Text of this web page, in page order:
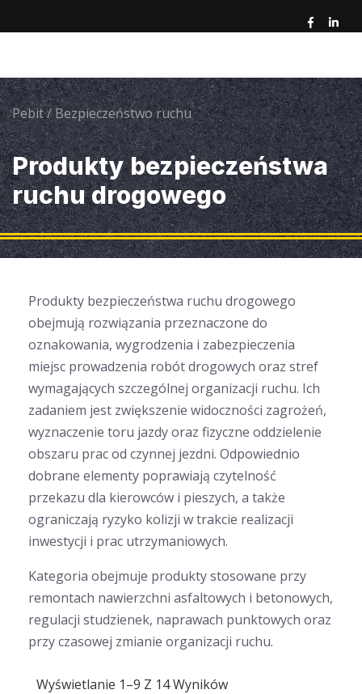
Pebit/Bezpieczeństwo ruchu
Produkty bezpieczeństwa
ruchu drogowego
Produkty bezpieczeństwa ruchu drogowego
obejmują rozwiązania przeznaczone do
oznakowania, wygrodzenia i zabezpieczenia
miejsc prowadzenia robót drogowych oraz stref
wymagających szczególnej organizacji ruchu. Ich
zadaniem jest zwiększenie widoczności zagrożeń,
wyznaczenie toru jazdy oraz fizyczne oddzielenie
obszaru prac od czynnej jezdni. Odpowiednio
dobrane elementy poprawiają czytelność
przekazu dla kierowców i pieszych, a także
ograniczają ryzyko kolizji w trakcie realizacji
inwestycji i prac utrzymaniowych.
Kategoria obejmuje produkty stosowane przy
remontach nawierzchni asfaltowych i betonowych,
regulacji studzienek, naprawach punktowych oraz
przy czasowej zmianie organizacji ruchu.
Wyświetlanie 1–9 Z 14 Wyników